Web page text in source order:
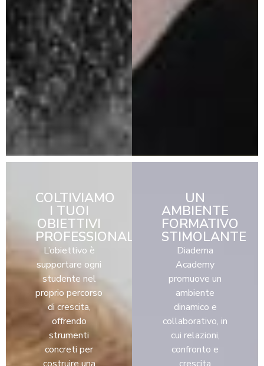
COLTIVIAMO
I TUOI
OBIETTIVI
PROFESSIONALI
L’obiettivo è
supportare ogni
studente nel
proprio percorso
di crescita,
offrendo
strumenti
concreti per
UN
AMBIENTE
FORMATIVO
STIMOLANTE
Diadema
Academy
promuove un
ambiente
dinamico e
collaborativo, in
cui relazioni,
confronto e